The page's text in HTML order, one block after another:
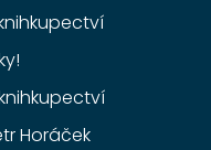
Horáček